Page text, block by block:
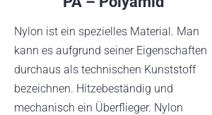
Nylon ist ein spezielles Material. Man
kann es aufgrund seiner Eigenschaften
durchaus als technischen Kunststoff
bezeichnen. Hitzebeständig und
mechanisch ein Überflieger. Nylon